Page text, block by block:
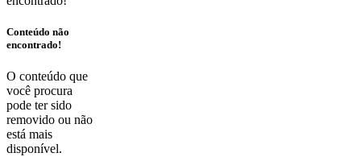
Conteúdo não
encontrado!
O conteúdo que
você procura
pode ter sido
removido ou não
está mais
disponível.